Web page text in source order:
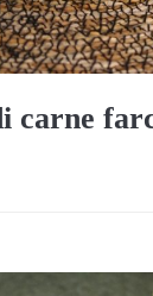
carne